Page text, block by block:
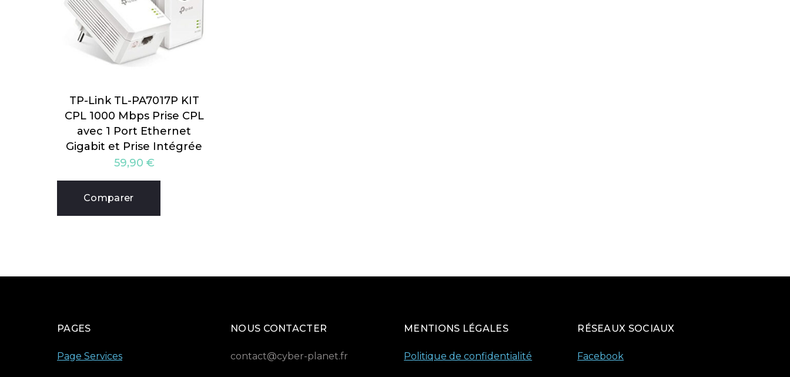
TP-Link TL-PA7017P KIT
CPL 1000 Mbps Prise CPL
avec 1 Port Ethernet
Gigabit et Prise Intégrée
59,90 €
Comparer
PAGES
Page Services
NOUS CONTACTER
contact@cyber-planet.fr
MENTIONS LÉGALES
Politique de confidentialité
RÉSEAUX SOCIAUX
Facebook